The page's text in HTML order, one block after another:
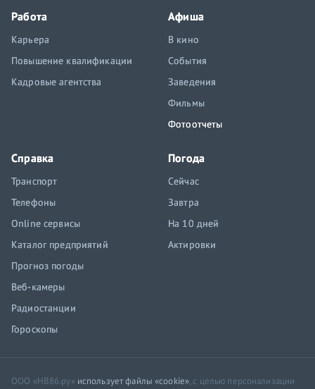
Работа
Карьера
Повышение квалификации
Кадровые агентства
Афиша
В кино
События
Заведения
Фильмы
Фотоотчеты
Справка
Транспорт
Телефоны
Online сервисы
Каталог предприятий
Прогноз погоды
Веб-камеры
Радиостанции
Гороскопы
Погода
Сейчас
Завтра
На 10 дней
Актировки
ООО «НВ86.ру» использует файлы «cookie», с целью персонализации